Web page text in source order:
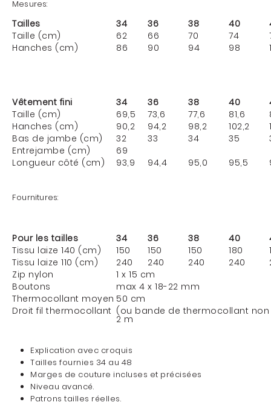
Mesures:
Tailles 34 36 38 40
Taille (cm)
62 66 70 74
Hanches (cm)
86 90 94 98
Vêtement fini 34 36 38 40
Taille (cm)
69,5 73,6 77,6 81,6
Hanches (cm)
90,2 94,2 98,2 102,2
Bas de jambe (cm)
32 33 34 35
Entrejambe (cm)
69
Longueur côté (cm)
93,9 94,4 95,0 95,5
Fournitures:
Pour les tailles 34 36 38 40
Tissu laize 140 (cm)
150 150 150 180
Tissu laize 110 (cm)
240 240 240 240
Zip nylon
1 x 15 cm
Boutons
max 4 x 18-22 mm
Thermocollant moyen 50 cm
Droit fil thermocollant (ou bande de thermocollant
2 m
Explication avec croquis
Tailles fournies 34 au 48
Marges de couture incluses et précisées
Niveau avancé.
Patrons tailles réelles.